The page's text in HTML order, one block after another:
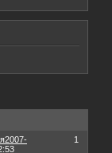
1
2007-